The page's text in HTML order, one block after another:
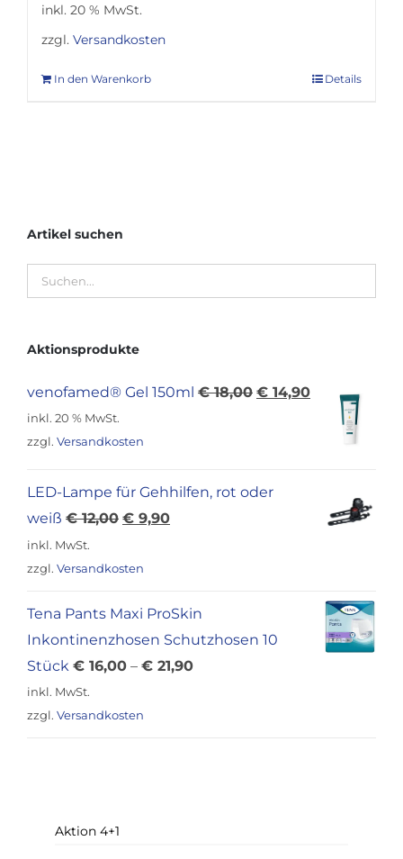
inkl. 20 % MwSt.
zzgl. Versandkosten
In den Warenkorb Details
Artikel suchen
Aktionsprodukte
venofamed® Gel 150ml €18,00 Ursprünglicher
€ 14,90Aktueller
Preis
inkl. 20 % MwSt.
zzgl. Versandkosten
LED-Lampe für Gehhilfen, rot oder
weiß €12,00 Ursprünglicher
war:
€ 9,90Aktueller
inkl. MwSt.
zzgl. Versandkosten
Tena Pants Maxi ProSkin
Inkontinenzhosen Schutzhosen 10
Stück € 16,00 – € 21,90
inkl. MwSt.
zzgl. Versandkosten
Aktion 4+1